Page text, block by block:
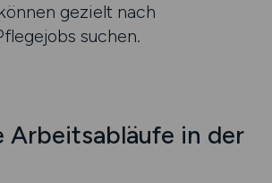
gezielt nach
suchen.
Arbeitsabläufe in der